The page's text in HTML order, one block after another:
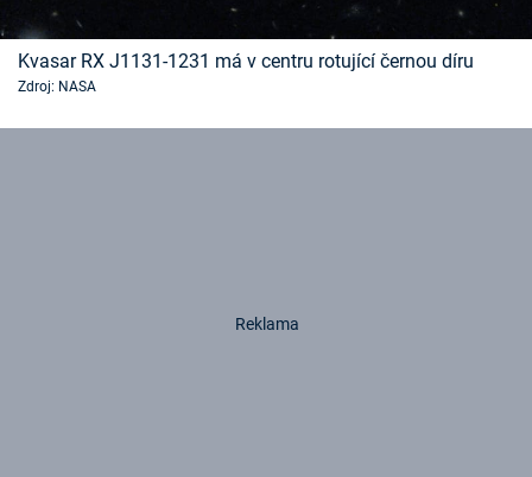
Kvasar RX J1131-1231 má v centru rotující černou díru
Zdroj: NASA